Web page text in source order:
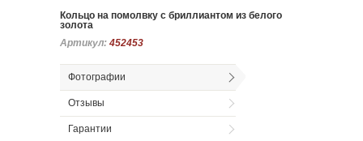
Кольцо на помолвку с бриллиантом из белого
золота
Артикул: 452453
Артикул: 452453
Фотографии
Отзывы
Гарантии